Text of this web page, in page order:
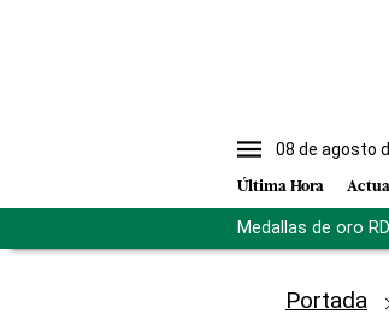
08 de agosto
Última Hora
Medallas de oro RD
Portada